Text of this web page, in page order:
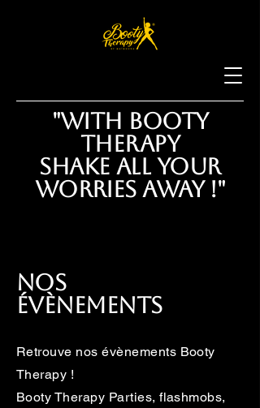
"With Booty
Therapy
Shake all your
worries away !"
Nos
Évènements
Retrouve nos évènements Booty
Therapy !
Booty Therapy Parties, flashmobs,